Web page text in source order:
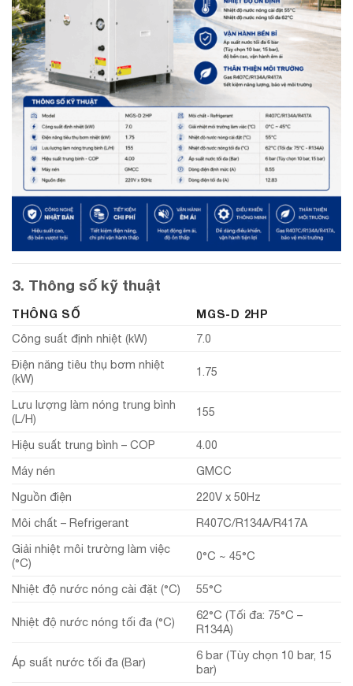
3. Thông số kỹ thuật
THÔNG SỐ
MGS-D 2HP
Công suất định nhiệt (kW)
7.0
Điện năng tiêu thụ bơm nhiệt
(kW)
1.75
Lưu lượng làm nóng trung bình
(L/H)
155
Hiệu suất trung bình – COP
4.00
Máy nén
GMCC
Nguồn điện
220V x 50Hz
Môi chất – Refrigerant
R407C/R134A/R417A
Giải nhiệt môi trường làm việc
(°C)
0°C ~ 45°C
Nhiệt độ nước nóng cài đặt (°C) 55°C
Nhiệt độ nước nóng tối đa (°C)
62°C (Tối đa: 75°C –
R134A)
Áp suất nước tối đa (Bar)
6 bar (Tùy chọn 10 bar, 15
bar)